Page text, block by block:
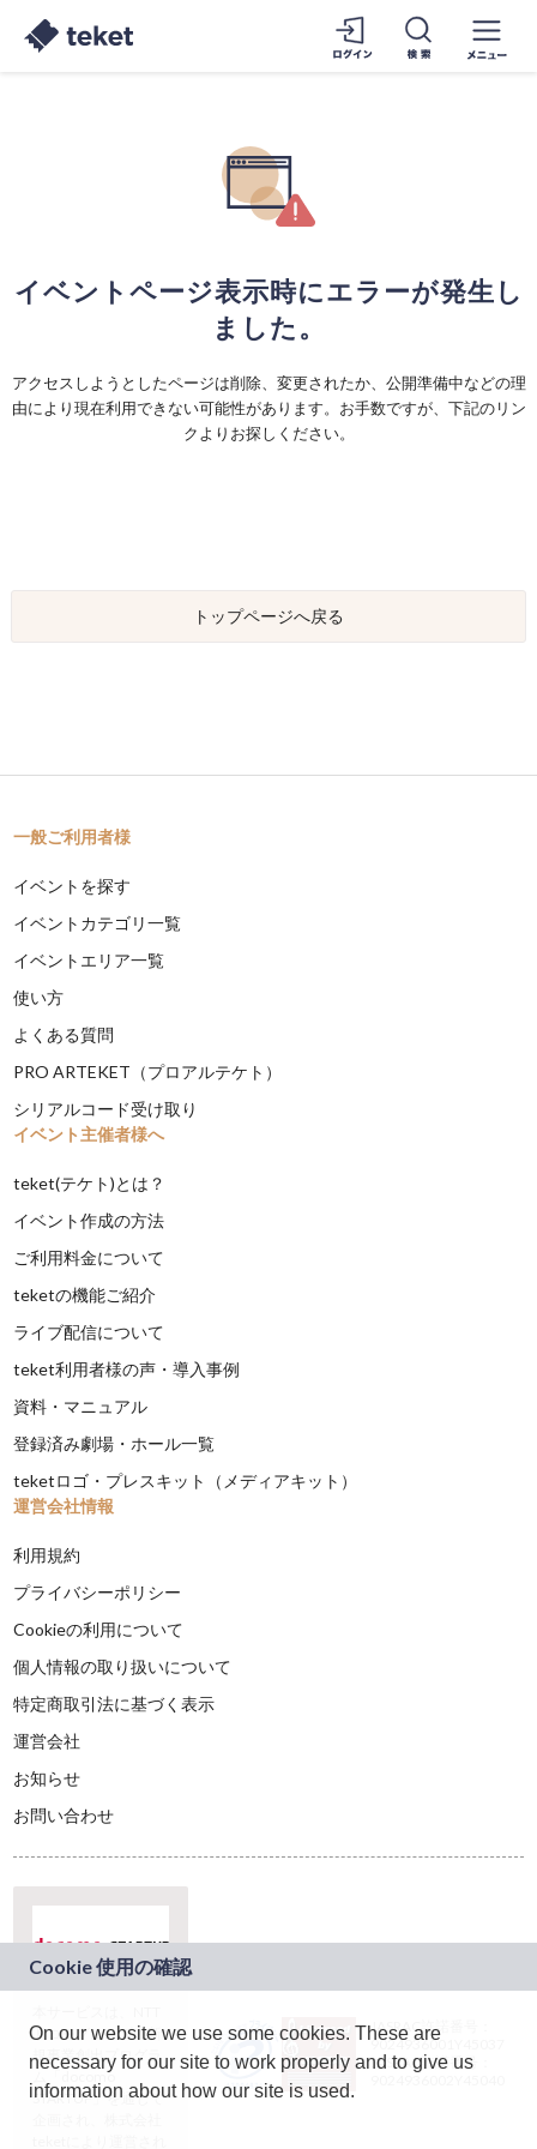
イベントページ表示時にエラーが発生し
ました。
アクセスしようとしたページは削除、変更されたか、公開準備中などの理
由により現在利用できない可能性があります。お手数ですが、下記のリン
クよりお探しください。
トップページへ戻る
一般ご利用者様
イベントを探す
イベントカテゴリ一覧
イベントエリア一覧
使い方
よくある質問
PRO ARTEKET（プロアルテケト）
シリアルコード受け取り
イベント主催者様へ
teket(テケト)とは？
イベント作成の方法
ご利用料金について
teketの機能ご紹介
ライブ配信について
teket利用者様の声・導入事例
資料・マニュアル
登録済み劇場・ホール一覧
teketロゴ・プレスキット（メディアキット）
運営会社情報
利用規約
プライバシーポリシー
Cookieの利用について
個人情報の取り扱いについて
特定商取引法に基づく表示
運営会社
お知らせ
お問い合わせ
ドコモグループの新
規事業創出プログラ
ム「docomo
STARTUP」を通じて
JASRAC許諾番号：
9024936001Y45037
JASRAC許諾番号：
On our website we use some cookies. These are
necessary for our site to work properly and to give us
information about how our site is used.